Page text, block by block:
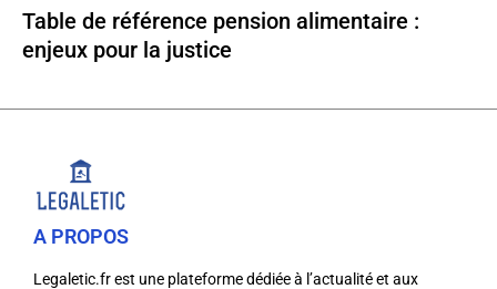
Table de référence pension alimentaire :
enjeux pour la justice
A PROPOS
Legaletic.fr est une plateforme dédiée à l’actualité et aux